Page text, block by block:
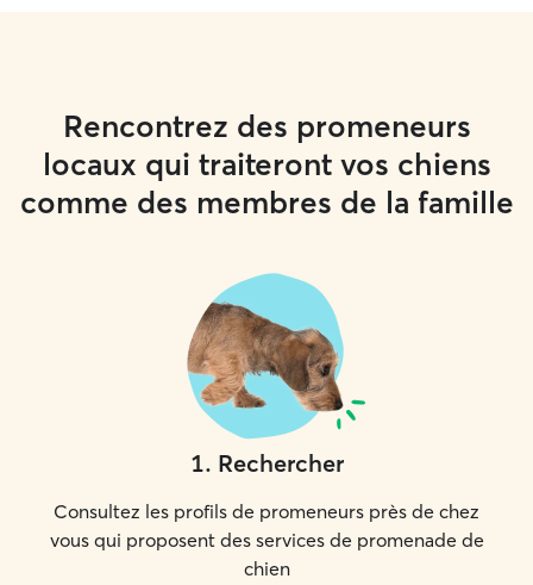
Rencontrez des promeneurs
locaux qui traiteront vos chiens
comme des membres de la famille
1. Rechercher
Consultez les profils de promeneurs près de chez
vous qui proposent des services de promenade de
chien